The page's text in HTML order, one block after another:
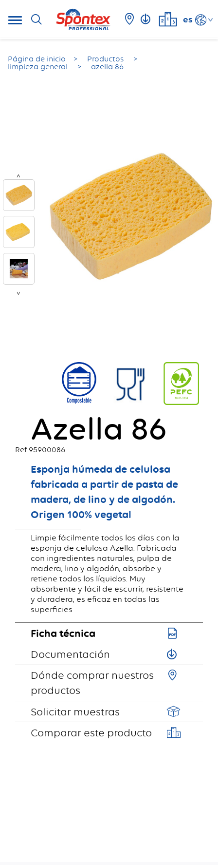
es
Página de inicio
Productos
limpieza general
azella 86
<
>
Azella 86
Ref 95900086
Esponja húmeda de celulosa
fabricada a partir de pasta de
madera, de lino y de algodón.
Origen 100% vegetal
Limpie fácilmente todos los días con la
esponja de celulosa Azella. Fabricada
con ingredientes naturales, pulpa de
madera, lino y algodón, absorbe y
retiene todos los líquidos. Muy
absorbente y fácil de escurrir, resistente
y duradera, es eficaz en todas las
superficies
Ficha técnica
Documentación
Dónde comprar nuestros
productos
Solicitar muestras
Comparar este producto